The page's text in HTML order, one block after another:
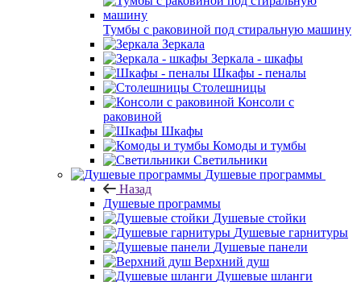
Тумбы с раковиной под стиральную машину
Зеркала
Зеркала - шкафы
Шкафы - пеналы
Столешницы
Консоли с
раковиной
Шкафы
Комоды и тумбы
Светильники
Душевые программы
Назад
Душевые программы
Душевые стойки
Душевые гарнитуры
Душевые панели
Верхний душ
Душевые шланги